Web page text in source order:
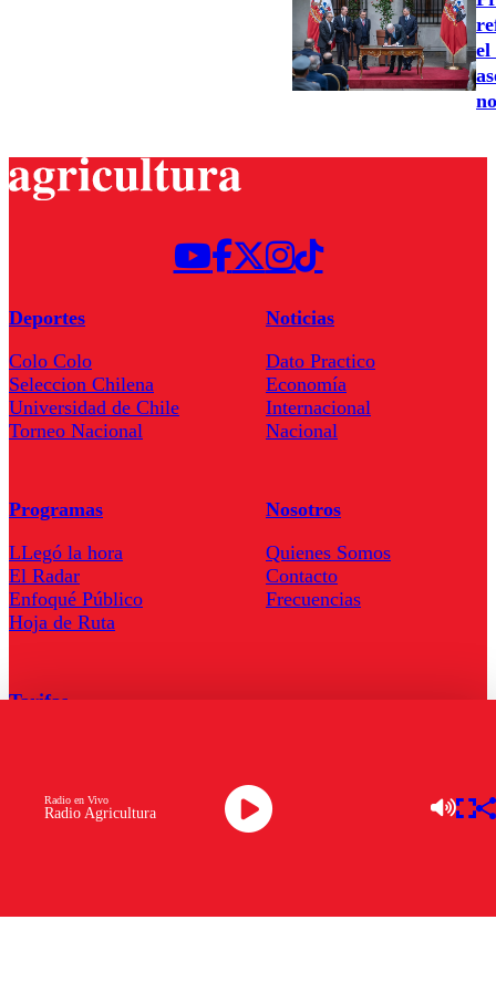
el
Radio Agricultura
Radio en Vivo
Deportes
Colo Colo
Seleccion Chilena
Universidad de Chile
Torneo Nacional
Noticias
Dato Practico
Economía
Internacional
Nacional
Programas
LLegó la hora
El Radar
Enfoqué Público
Hoja de Ruta
Nosotros
Quienes Somos
Contacto
Frecuencias
Tarifas
Descarga la APP